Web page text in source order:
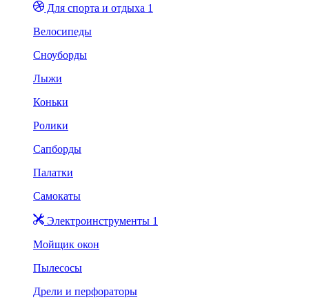
Для спорта и отдыха 1
Велосипеды
Сноуборды
Лыжи
Коньки
Ролики
Сапборды
Палатки
Самокаты
Электроинструменты 1
Мойщик окон
Пылесосы
Дрели и перфораторы